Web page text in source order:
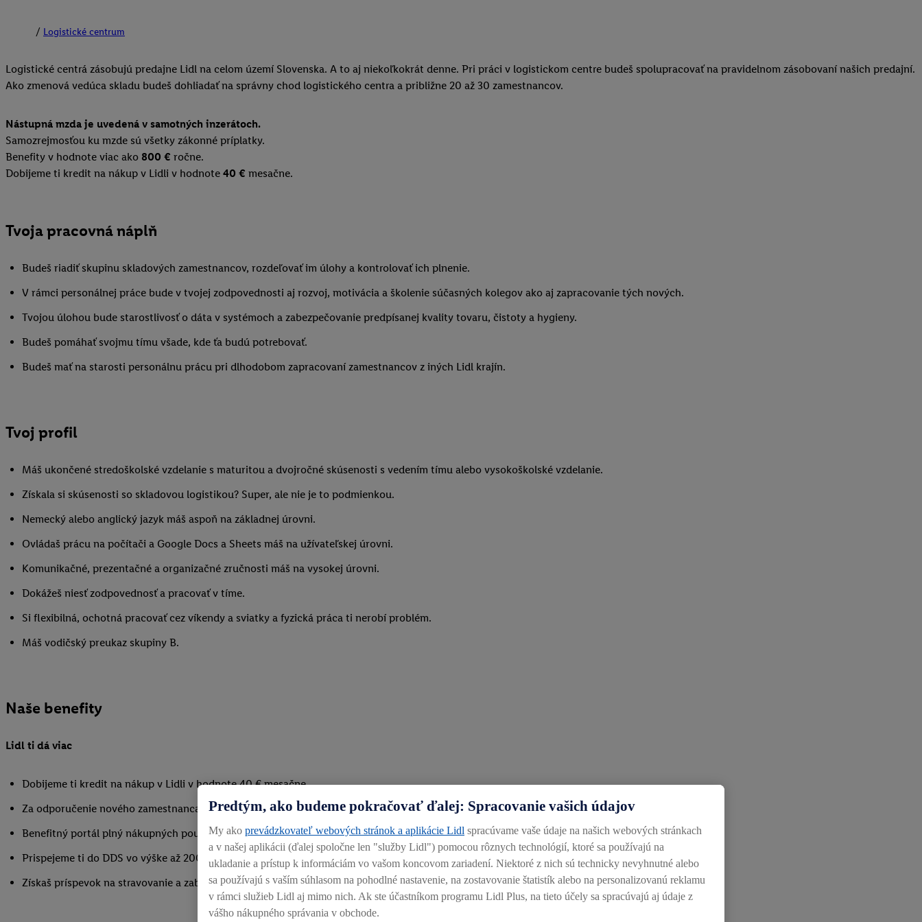
Logistické centrum
Logistické centrá zásobujú predajne Lidl na celom území Slovenska. A to aj niekoľkokrát denne. Pri práci v logistickom centre budeš spolupracovať na pravidelnom zásobovaní našich predajní.
Ako zmenová vedúca skladu budeš dohliadať na správny chod logistického centra a približne 20 až 30 zamestnancov.
Nástupná mzda je uvedená v samotných inzerátoch.
Samozrejmosťou ku mzde sú všetky zákonné príplatky.
Benefity v hodnote viac ako 800 € ročne.
Dobijeme ti kredit na nákup v Lidli v hodnote 40 € mesačne.
Tvoja pracovná náplň
Budeš riadiť skupinu skladových zamestnancov, rozdeľovať im úlohy a kontrolovať ich plnenie.
V rámci personálnej práce bude v tvojej zodpovednosti aj rozvoj, motivácia a školenie súčasných kolegov ako aj zapracovanie tých nových.
Tvojou úlohou bude starostlivosť o dáta v systémoch a zabezpečovanie predpísanej kvality tovaru, čistoty a hygieny.
Budeš pomáhať svojmu tímu všade, kde ťa budú potrebovať.
Budeš mať na starosti personálnu prácu pri dlhodobom zapracovaní zamestnancov z iných Lidl krajín.
Tvoj profil
Máš ukončené stredoškolské vzdelanie s maturitou a dvojročné skúsenosti s vedením tímu alebo vysokoškolské vzdelanie.
Získala si skúsenosti so skladovou logistikou? Super, ale nie je to podmienkou.
Nemecký alebo anglický jazyk máš aspoň na základnej úrovni.
Ovládaš prácu na počítači a Google Docs a Sheets máš na užívateľskej úrovni.
Komunikačné, prezentačné a organizačné zručnosti máš na vysokej úrovni.
Dokážeš niesť zodpovednosť a pracovať v tíme.
Si flexibilná, ochotná pracovať cez víkendy a sviatky a fyzická práca ti nerobí problém.
Máš vodičský preukaz skupiny B.
Naše benefity
Lidl ti dá viac
Dobijeme ti kredit na nákup v Lidli v hodnote 40 € mesačne.
Za odporučenie nového zamestnanca získaš odmenu až do výšky 900 €.
Benefitný portál plný nákupných poukážok v celkovej sume 250 € ročne len pre teba.
Prispejeme ti do DDS vo výške až 200 € po odpracovanom roku u nás.
Získaš príspevok na stravovanie a zabezpečíme ti aj pitný režim.
Predtým, ako budeme pokračovať ďalej: Spracovanie vašich údajov
My ako prevádzkovateľ webových stránok a aplikácie Lidl spracúvame vaše údaje na našich webových stránkach
a v našej aplikácii (ďalej spoločne len "služby Lidl") pomocou rôznych technológií, ktoré sa používajú na
ukladanie a prístup k informáciám vo vašom koncovom zariadení. Niektoré z nich sú technicky nevyhnutné alebo
sa používajú s vaším súhlasom na pohodlné nastavenie, na zostavovanie štatistík alebo na personalizovanú reklamu
v rámci služieb Lidl aj mimo nich. Ak ste účastníkom programu Lidl Plus, na tieto účely sa spracúvajú aj údaje z
vášho nákupného správania v obchode.